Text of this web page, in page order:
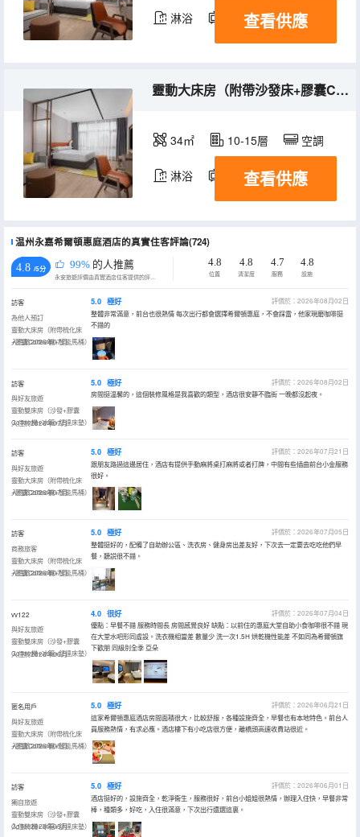
淋浴 電視機 冰箱
查看供應
靈動大床房（附帶沙發床+膠囊Coffee機+智能馬桶）
34㎡ 10-15層 空調
淋浴 電視機 冰箱
查看供應
温州永嘉希爾頓惠庭酒店的真實住客評論(724)
4.8 /5分 99% 的人推薦
永安旅遊評價由真實酒店住客提供的評價。
4.8
位置
4.8
清潔度
4.7
服務
4.8
設施
訪客
為他人預訂
靈動大床房（附帶梳化床
+膠囊Coffee機+智能馬桶）
入住於2026年07月
5.0 極好
評價於：2026年08月02日
整體非常滿意，前台也很熱情 每次出行都會選擇希爾頓惠庭，不會踩雷，他家現磨咖啡挺
不錯的
訪客
與好友旅遊
靈動雙床房（沙發+膠囊
Coffee機+冰箱+舒達床墊）
入住於2026年07月
5.0 極好
評價於：2026年08月02日
房間挺温馨的，這個裝修風格是我喜歡的類型，酒店很安靜不臨街 一晚都沒起夜。
訪客
與好友旅遊
靈動大床房（附帶梳化床
+膠囊Coffee機+智能馬桶）
入住於2026年07月
5.0 極好
評價於：2026年07月21日
跟朋友路過這邊居住，酒店有提供手動麻將桌打麻將或者打牌，中間有些插曲前台小金服務
很好。
訪客
商務旅客
靈動大床房（附帶梳化床
+膠囊Coffee機+智能馬桶）
入住於2026年07月
5.0 極好
評價於：2026年07月05日
整體挺好的，配備了自助辦公區、洗衣房、健身房出差友好，下次去一定要去吃吃他們早
餐，聽説很不錯。
vv122
與好友旅遊
靈動雙床房（沙發+膠囊
Coffee機+冰箱+舒達床墊）
入住於2026年06月
4.0 很好
評價於：2026年07月04日
優點：早餐不錯 服務時間長 房間感覺良好 缺點：以前住的惠庭大堂自助小食咖啡很不錯 現
在大堂水吧形同虛設。洗衣機相當差 數量少 洗一次1.5H 烘乾機性能差 不如同為希爾頓旗
下歡朋 同級別全季 亞朵
匿名用戶
與好友旅遊
靈動大床房（附帶梳化床
+膠囊Coffee機+智能馬桶）
入住於2026年05月
5.0 極好
評價於：2026年06月21日
這家希爾頓惠庭酒店房間面積很大，比較舒服，各種設施齊全，早餐也有本地特色。前台人
員服務熱情，有求必應。酒店樓下有小吃店很方便，離橋頭高速收費站很近。
訪客
獨自旅遊
靈動雙床房（沙發+膠囊
Coffee機+冰箱+舒達床墊）
入住於2026年05月
5.0 極好
評價於：2026年06月01日
酒店挺好的，設施齊全，乾淨衞生，服務很好，前台小姐姐很熱情，辦理入住快，早餐非常
棒，種類多，好吃，入住很滿意，下次出行還選這裏。